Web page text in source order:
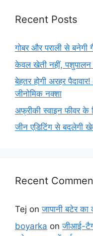
Recent Posts
गोबर और पराली से बनेगी
केवल खेती नहीं, पशुपालन
बेहतर होगी अरहर
जीनोमिक नक्शा
अफ्रीकी स्वाइन फीवर
जीन एडिटिंग से बदलेगी
Recent
Tej onजापानी बटेर
boyarka onजीआई-